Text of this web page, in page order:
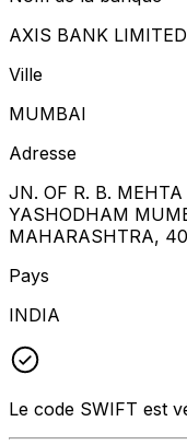
AXIS BANK LIMITED
Ville
MUMBAI
Adresse
JN. OF R. B.
YASHODHAM
MAHARASHTRA,
Pays
INDIA
Le code SWIFT est